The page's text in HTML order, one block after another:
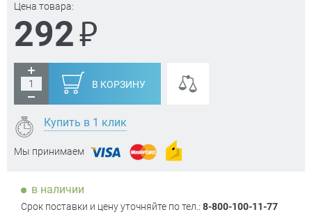
Цена товара:
292₽
В КОРЗИНУ
Купить в 1 клик
Мы принимаем
в наличии
Срок поставки и цену уточняйте по тел.: 8-800-100-11-77